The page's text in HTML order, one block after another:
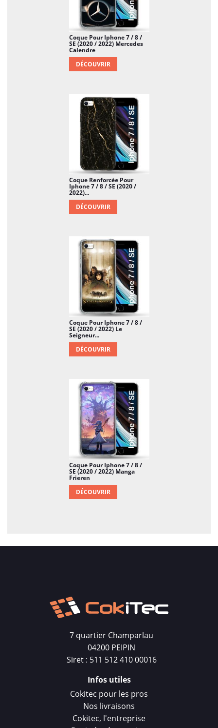
Coque Pour Iphone 7 / 8 /
SE (2020 / 2022) Mercedes
Calendre
DÉCOUVRIR
Coque Renforcée Pour
Iphone 7 / 8 / SE (2020 /
2022)...
DÉCOUVRIR
Coque Pour Iphone 7 / 8 /
SE (2020 / 2022) Le
Seigneur...
DÉCOUVRIR
Coque Pour Iphone 7 / 8 /
SE (2020 / 2022) Manga
Frieren
DÉCOUVRIR
7 quartier Champarlau
04200 PEIPIN
Siret : 511 512 410 00016
Infos utiles
Cokitec pour les pros
Nos livraisons
Cokitec, l'entreprise